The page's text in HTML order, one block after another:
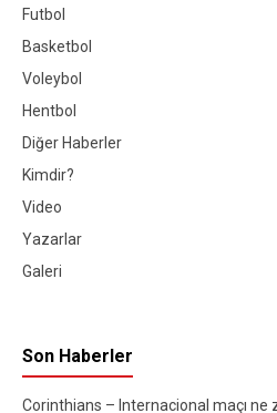
Futbol
Basketbol
Voleybol
Hentbol
Diğer Haberler
Kimdir?
Video
Yazarlar
Galeri
Son Haberler
Corinthians – Internacional maçı ne